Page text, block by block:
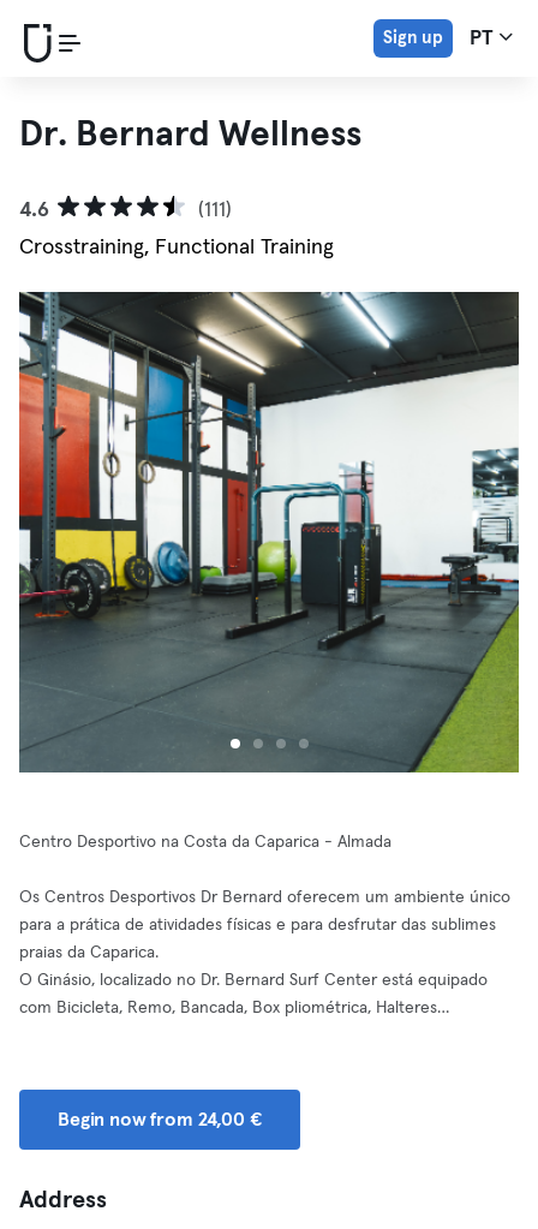
Sign up PT
Dr. Bernard Wellness
4.6
(111)
Crosstraining, Functional Training
Centro Desportivo na Costa da Caparica - Almada
Os Centros Desportivos Dr Bernard oferecem um ambiente único
para a prática de atividades físicas e para desfrutar das sublimes
praias da Caparica.
O Ginásio, localizado no Dr. Bernard Surf Center está equipado
com Bicicleta, Remo, Bancada, Box pliométrica, Halteres…
Begin now from 24,00 €
Address